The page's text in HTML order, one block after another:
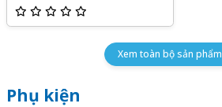
Xem toàn bộ sản phẩm
Phụ kiện